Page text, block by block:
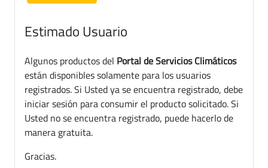
Estimado Usuario
Algunos productos del Portal de Servicios Climáticos
están disponibles solamente para los usuarios
registrados. Si Usted ya se encuentra registrado, debe
iniciar sesión para consumir el producto solicitado. Si
Usted no se encuentra registrado, puede hacerlo de
manera gratuita.
Gracias.